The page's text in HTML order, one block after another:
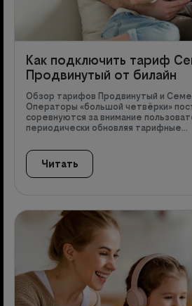
Как подключить тариф
Продвинутый от билайн
Обзор тарифов Продвинутый и
Операторы «большой четвёрки»
соревнуются за внимание
периодически обновляя тарифные…
Читать